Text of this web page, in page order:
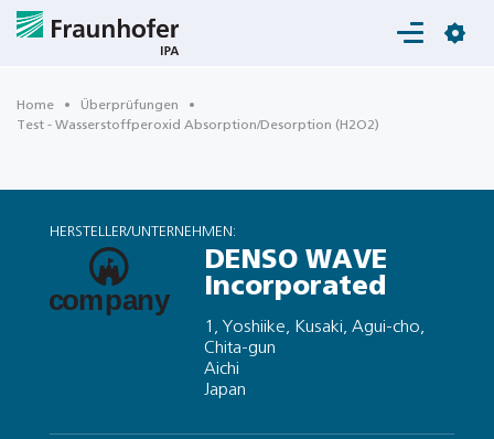
Login
Home
Überprüfungen
Test - Wasserstoffperoxid Absorption/Desorption (H2O2)
HERSTELLER/UNTERNEHMEN:
DENSO WAVE
Incorporated
1, Yoshiike, Kusaki, Agui-cho,
Chita-gun
Aichi
Japan